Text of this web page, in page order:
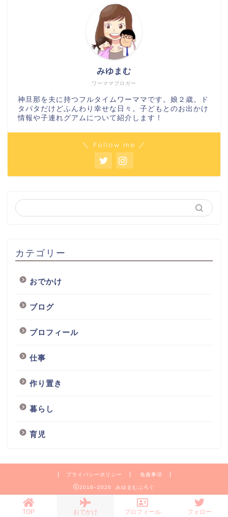
ワーママブロガー
みゆまむ
神旦那を夫に持つフルタイムワーママです。娘２歳。ド
タバタだけどふんわり幸せな日々。子どもとのお出かけ
情報や子連れグアムについて紹介します！
＼ Follow me ／
カテゴリー
おでかけ
ブログ
プロフィール
仕事
作り置き
暮らし
育児
プライバシーポリシー 免責事項
2018–2026 みゆまむぶろぐ
TOP おでかけ プロフィール フォロー